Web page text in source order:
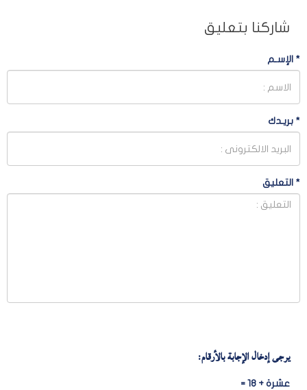
شاركنا بتعليق
* الإسـم
* بريـدك
* التعليق
يرجى إدخال الإجابة بالأرقام:
عشرة + 18 =